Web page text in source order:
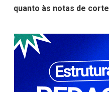
quanto às notas de corte